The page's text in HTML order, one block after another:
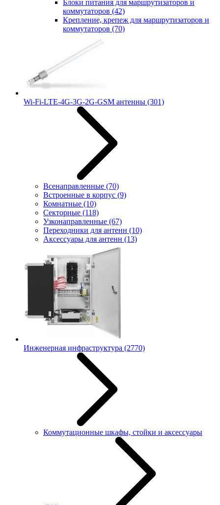
Блоки питания для маршрутизаторов и
коммутаторов (42)
Крепление, крепеж для маршрутизаторов и
коммутаторов (70)
Wi-Fi-LTE-4G-3G-2G-GSM антенны (301)
Всенаправленные (70)
Встроенные в корпус (9)
Комнатные (10)
Секторные (118)
Узконаправленные (67)
Переходники для антенн (10)
Аксессуары для антенн (13)
Инженерная инфраструктура (2770)
Коммутационные шкафы, стойки и аксессуары